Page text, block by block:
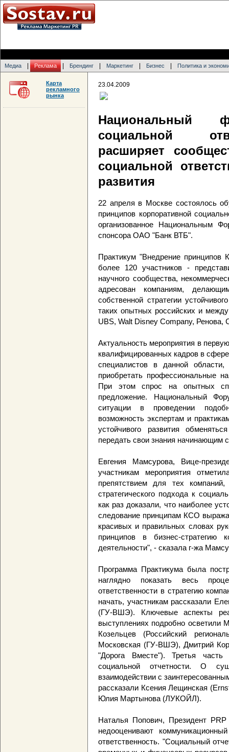
Медиа Реклама Брендинг Маркетинг Бизнес Политика и
23.04.2009
Национальный
социальной
расширяет
социальной
развития
22 апреля в Москве состоялось
принципов корпоративной
организованное Национальным
спонсора ОАО "Банк ВТБ".
Практикум "Внедрение принципов
более 120 участников -
научного сообщества,
адресован компаниям,
собственной стратегии
таких опытных российских и
UBS, Walt Disney Company,
Актуальность мероприятия в
квалифицированных кадров в
специалистов в данной
приобретать профессиональные
При этом спрос на опытных
предложение. Национальный
ситуации в проведении
возможность экспертам и
устойчивого развития
передать свои знания начинающим
Евгения Мамсурова, Вице-
участникам мероприятия
препятствием для тех
стратегического подхода к
как раз доказали, что наиболее
следование принципам КСО
красивых и правильных словах
принципов в бизнес-
деятельности", - сказала г-жа
Программа Практикума была
наглядно показать весь
ответственности в стратегию
начать, участникам рассказали
(ГУ-ВШЭ). Ключевые аспекты
выступлениях подробно
Козельцев (Российский
Московская (ГУ-ВШЭ), Дмитрий
"Дорога Вместе"). Третья
социальной отчетности. О
взаимодействии с
рассказали Ксения Лещинская
Юлия Мартынова (ЛУКОЙЛ).
Наталья Попович, Президент PRP
недооценивают
ответственность. "Социальный
Карта
рекламного
рынка